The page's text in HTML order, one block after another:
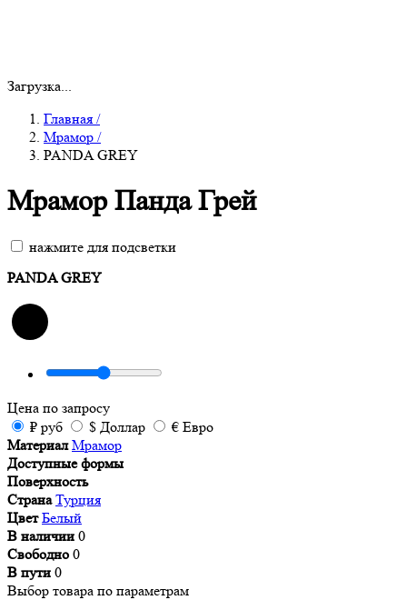
Загрузка...
Главная /
Мрамор /
PANDA GREY
Мрамор Панда Грей
нажмите для подсветки
PANDA GREY
Цена по запросу
₽ руб $ Доллар € Евро
Материал Мрамор
Доступные формы
Поверхность
Страна Турция
Цвет Белый
В наличии 0
Свободно 0
В пути 0
Выбор товара по параметрам